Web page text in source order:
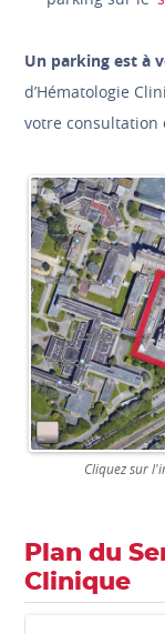
Un parking est à
d’Hématologie
votre consultation
Cliquez sur
Plan du
Clinique